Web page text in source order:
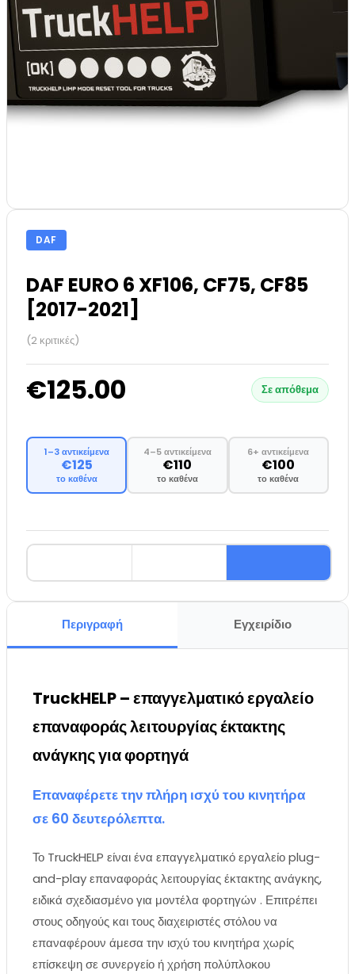
DAF
DAF EURO 6 XF106, CF75, CF85
[2017-2021]
(2 κριτικές)
€125.00 Σε απόθεμα
1–3 αντικείμενα
€125
το καθένα
4–5 αντικείμενα
€110
το καθένα
6+ αντικείμενα
€100
το καθένα
Περιγραφή Εγχειρίδιο
TruckHELP – επαγγελματικό εργαλείο
επαναφοράς λειτουργίας έκτακτης
ανάγκης για φορτηγά
Επαναφέρετε την πλήρη ισχύ του κινητήρα
σε 60 δευτερόλεπτα.
Το TruckHELP είναι ένα επαγγελματικό εργαλείο plug-
and-play επαναφοράς λειτουργίας έκτακτης ανάγκης,
ειδικά σχεδιασμένο για μοντέλα φορτηγών . Επιτρέπει
στους οδηγούς και τους διαχειριστές στόλου να
επαναφέρουν άμεσα την ισχύ του κινητήρα χωρίς
επίσκεψη σε συνεργείο ή χρήση πολύπλοκου